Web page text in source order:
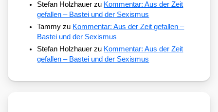
Stefan Holzhauer zu Kommentar: Aus der Zeit
gefallen – Bastei und der Sexismus
Tammy zu Kommentar: Aus der Zeit gefallen –
Bastei und der Sexismus
Stefan Holzhauer zu Kommentar: Aus der Zeit
gefallen – Bastei und der Sexismus